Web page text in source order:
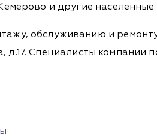
и другие населенные
обслуживанию и
д.17. Специалисты